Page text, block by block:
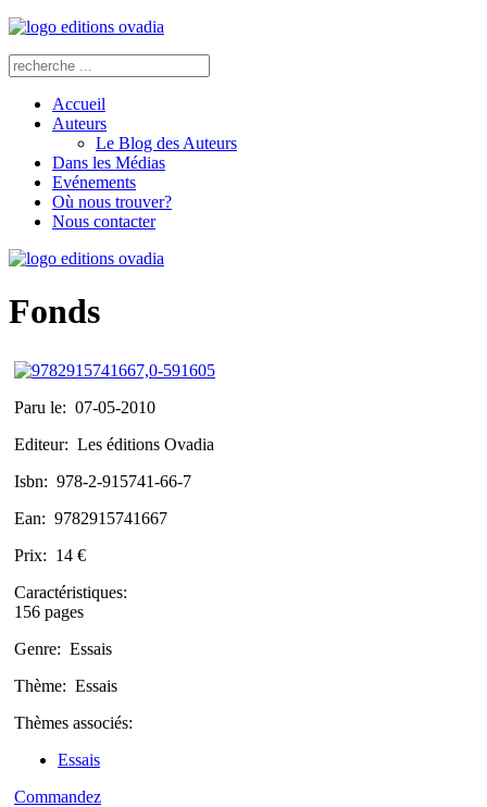
Accueil
Auteurs
Le Blog des Auteurs
Dans les Médias
Evénements
Où nous trouver?
Nous contacter
Fonds
Paru le: 07-05-2010
Editeur: Les éditions Ovadia
Isbn: 978-2-915741-66-7
Ean: 9782915741667
Prix: 14 €
Caractéristiques:
156 pages
Genre: Essais
Thème: Essais
Thèmes associés:
Essais
Commandez